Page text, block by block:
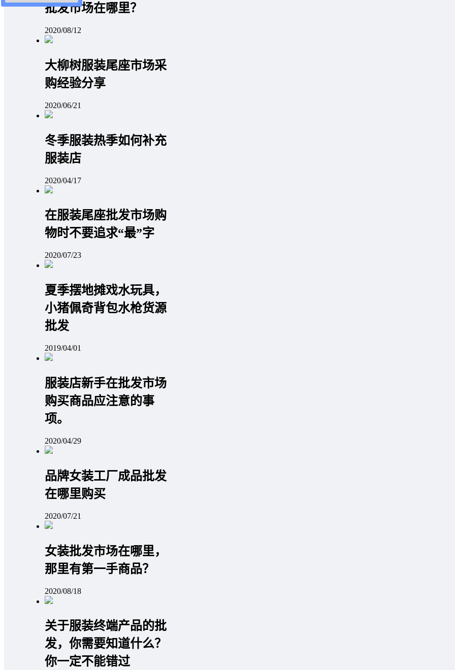
批发市场在哪里？
2020/08/12
大柳树服装尾座市场采
购经验分享
2020/06/21
冬季服装热季如何补充
服装店
2020/04/17
在服装尾座批发市场购
物时不要追求“最”字
2020/07/23
夏季摆地摊戏水玩具，
小猪佩奇背包水枪货源
批发
2019/04/01
服装店新手在批发市场
购买商品应注意的事
项。
2020/04/29
品牌女装工厂成品批发
在哪里购买
2020/07/21
女装批发市场在哪里，
那里有第一手商品？
2020/08/18
关于服装终端产品的批
发，你需要知道什么？
你一定不能错过